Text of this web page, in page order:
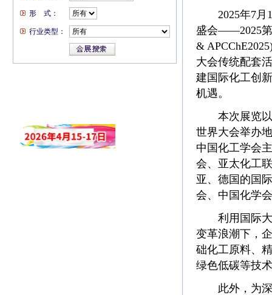
形 式：
行业类型：
2025年7月14
盛会——2025第
&
大会传统配套
建国际化工创
机遇。
本次展览以“
世界大会举办
中国化工学会
会、亚太化工
亚、德国的国
会、中国化学
利用国际大
变革浪潮下，
础化工原料、
绿色低碳等技
此外，为深